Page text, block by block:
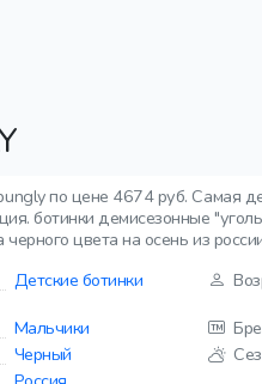
по цене 4674 руб. Самая
ботинки демисезонные
цвета на осень из
Детские ботинки
Мальчики
Черный